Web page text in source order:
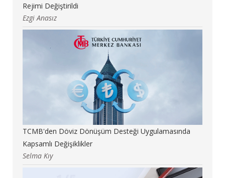
Rejimi Değiştirildi
Ezgi Anasız
TCMB'den Döviz Dönüşüm Desteği Uygulamasında
Kapsamlı Değişiklikler
Selma Kıy